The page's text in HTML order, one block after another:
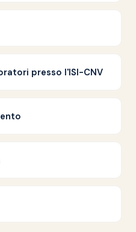
presso l'ISI-CNV